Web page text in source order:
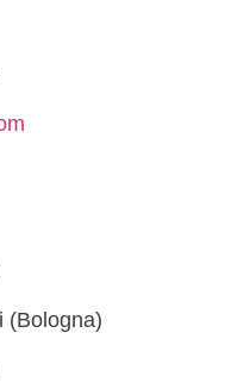
(Bologna)